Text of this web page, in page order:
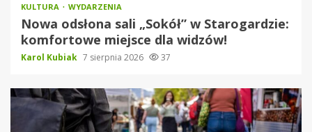
KULTURA WYDARZENIA
Nowa odsłona sali „Sokół” w Starogardzie:
komfortowe miejsce dla widzów!
Karol Kubiak 7 sierpnia 2026 37